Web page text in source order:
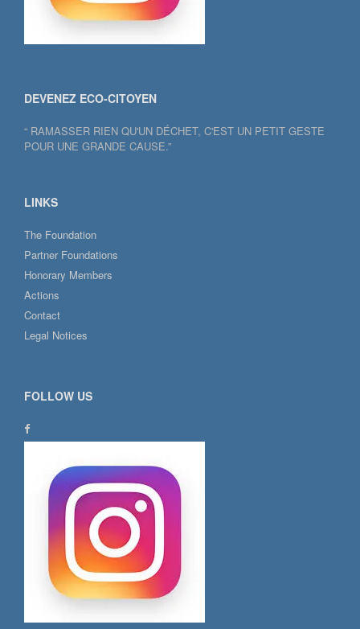
DEVENEZ ECO-CITOYEN
“ RAMASSER RIEN QU'UN DÉCHET, C'EST UN PETIT GESTE
POUR UNE GRANDE CAUSE.”
LINKS
The Foundation
Partner Foundations
Honorary Members
Actions
Contact
Legal Notices
FOLLOW US